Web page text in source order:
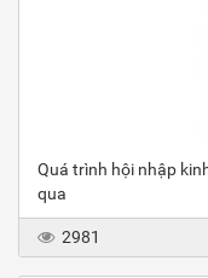
Quá trình hội nhập
qua
2981